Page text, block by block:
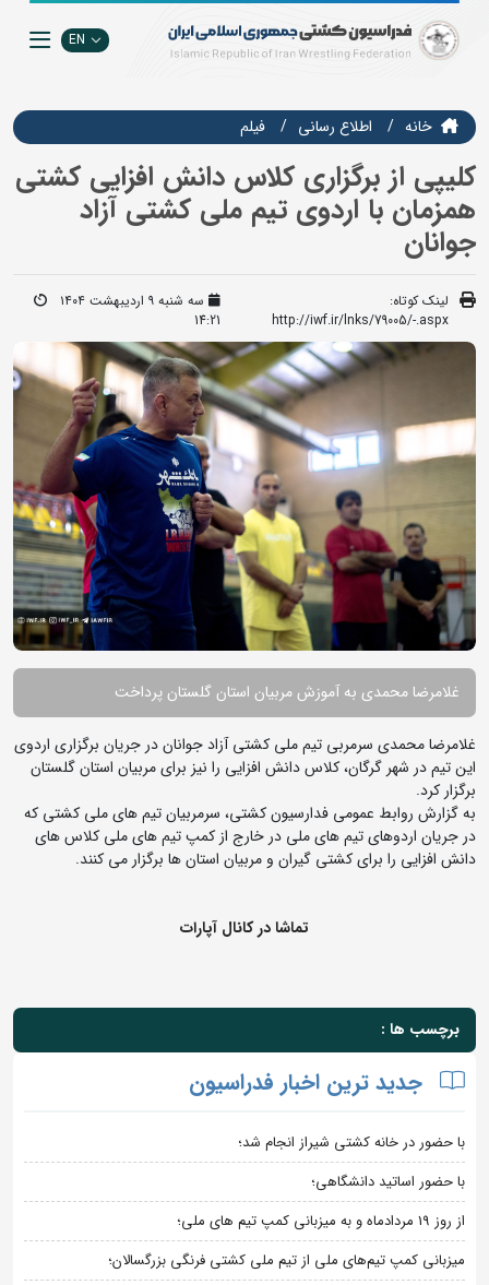
EN
خانه اطلاع رسانی فيلم
کلیپی از برگزاری کلاس دانش افزایی کشتی
همزمان با اردوی تیم ملی کشتی آزاد
جوانان
لینک کوتاه:
http://iwf.ir/lnks/79005/-.aspx
سه شنبه ۹ اردیبهشت ۱۴۰۴
14:21
غلامرضا محمدی به آموزش مربیان استان گلستان پرداخت
غلامرضا محمدی سرمربی تیم ملی کشتی آزاد جوانان در جریان برگزاری اردوی
این تیم در شهر گرگان، کلاس دانش افزایی را نیز برای مربیان استان گلستان
برگزار کرد.
به گزارش روابط عمومی فدارسیون کشتی، سرمربیان تیم های ملی کشتی که
در جریان اردوهای تیم های ملی در خارج از کمپ تیم های ملی کلاس های
دانش افزایی را برای کشتی گیران و مربیان استان ها برگزار می کنند.
تماشا در کانال آپارات
برچسب ها :
جدید ترین اخبار فدراسیون
با حضور در خانه کشتی شیراز انجام شد؛
با حضور اساتید دانشگاهی؛
از روز 19 مردادماه و به میزبانی کمپ تیم های ملی؛
میزبانی کمپ تیم‌های ملی از تیم ملی کشتی فرنگی بزرگسالان؛